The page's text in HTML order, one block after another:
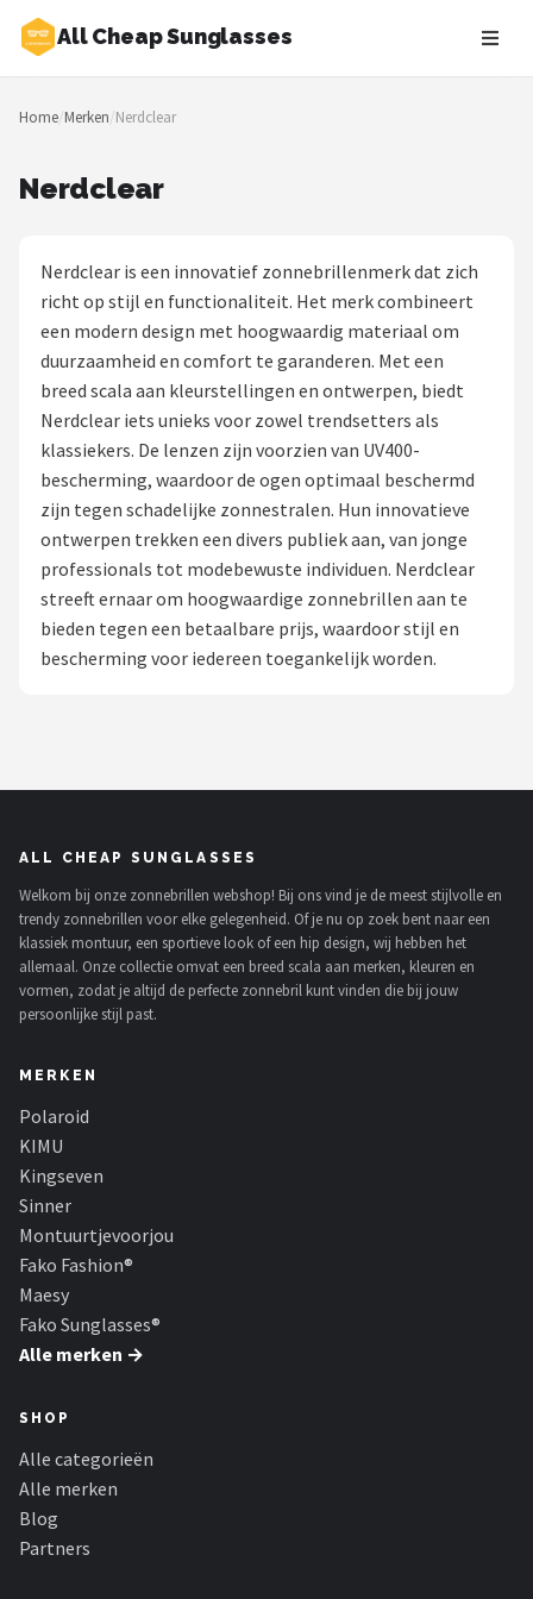
All Cheap Sunglasses
Zoeken
NAVIGATIE
Blog
Zonnebrillen
Baby zonnebrillen
Shop
POPULAIRE MERKEN
Polaroid
KIMU
Kingseven
Maesy
Fako Sunglasses®
Guess
Serengeti
Home/Merken/Nerdclear
Nerdclear
Nerdclear is een innovatief zonnebrillenmerk dat zich
richt op stijl en functionaliteit. Het merk combineert
een modern design met hoogwaardig materiaal om
duurzaamheid en comfort te garanderen. Met een
breed scala aan kleurstellingen en ontwerpen, biedt
Nerdclear iets unieks voor zowel trendsetters als
klassiekers. De lenzen zijn voorzien van UV400-
bescherming, waardoor de ogen optimaal beschermd
zijn tegen schadelijke zonnestralen. Hun innovatieve
ontwerpen trekken een divers publiek aan, van jonge
professionals tot modebewuste individuen. Nerdclear
streeft ernaar om hoogwaardige zonnebrillen aan te
bieden tegen een betaalbare prijs, waardoor stijl en
bescherming voor iedereen toegankelijk worden.
ALL CHEAP SUNGLASSES
Welkom bij onze zonnebrillen webshop! Bij ons vind je de meest stijlvolle en
trendy zonnebrillen voor elke gelegenheid. Of je nu op zoek bent naar een
klassiek montuur, een sportieve look of een hip design, wij hebben het
allemaal. Onze collectie omvat een breed scala aan merken, kleuren en
vormen, zodat je altijd de perfecte zonnebril kunt vinden die bij jouw
persoonlijke stijl past.
MERKEN
Polaroid
KIMU
Kingseven
Sinner
Montuurtjevoorjou
Fako Fashion®
Maesy
Fako Sunglasses®
Alle merken →
SHOP
Alle categorieën
Alle merken
Blog
Partners